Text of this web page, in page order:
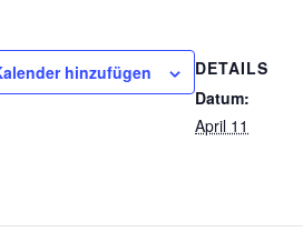
hinzufügen
DETAILS
Datum:
April 11